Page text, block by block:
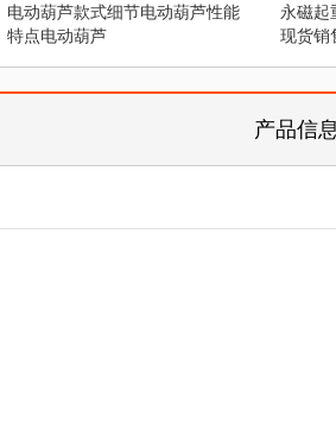
电动葫芦款式细节电动葫芦性能
特点电动葫芦
永磁起
现货销
产品信